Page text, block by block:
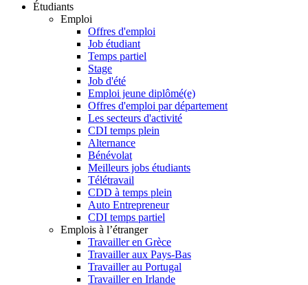
Étudiants
Emploi
Offres d'emploi
Job étudiant
Temps partiel
Stage
Job d'été
Emploi jeune diplômé(e)
Offres d'emploi par département
Les secteurs d'activité
CDI temps plein
Alternance
Bénévolat
Meilleurs jobs étudiants
Télétravail
CDD à temps plein
Auto Entrepreneur
CDI temps partiel
Emplois à l’étranger
Travailler en Grèce
Travailler aux Pays-Bas
Travailler au Portugal
Travailler en Irlande